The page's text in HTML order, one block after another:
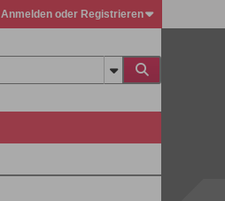
Anmelden oder Registrieren